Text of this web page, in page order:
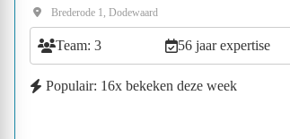
Brederode 1, Dodewaard
Team: 3 56 jaar expertise
Populair: 16x bekeken deze week